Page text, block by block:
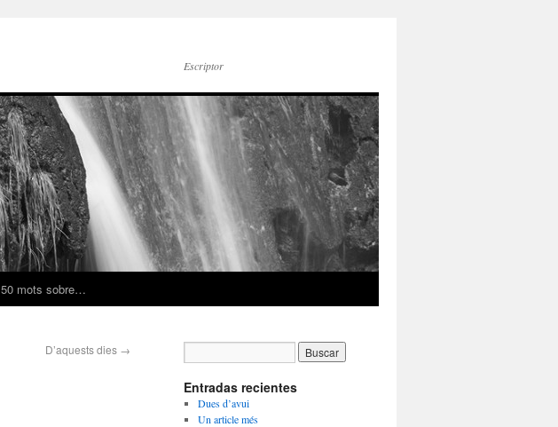
Escriptor
50 mots sobre…
D’aquests dies →
Entradas recientes
Dues d’avui
Un article més